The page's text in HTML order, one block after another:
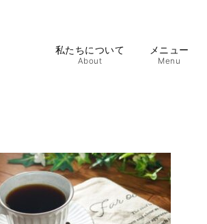
私たちについて
About
メニュー
Menu